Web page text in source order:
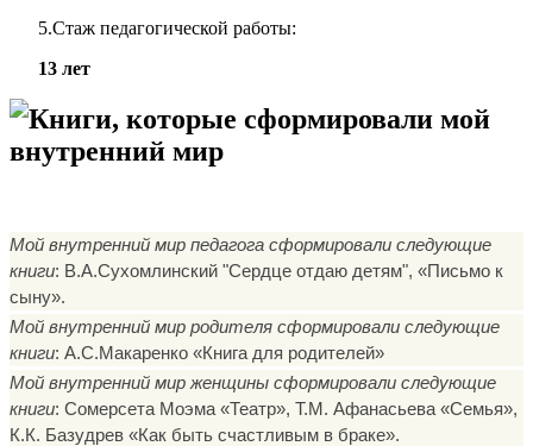
5.Стаж педагогической работы:
13 лет
Книги, которые сформировали мой
внутренний мир
Мой внутренний мир педагога сформировали следующие
книги: В.А.Сухомлинский "Сердце отдаю детям", «Письмо к
сыну».
Мой внутренний мир родителя сформировали следующие
книги: А.С.Макаренко «Книга для родителей»
Мой внутренний мир женщины сформировали следующие
книги: Сомерсета Моэма «Театр», Т.М. Афанасьева «Семья»,
К.К. Базудрев «Как быть счастливым в браке».